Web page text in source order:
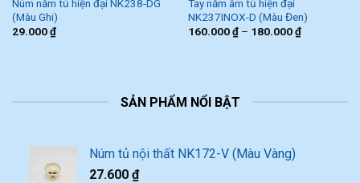
Núm nắm tủ hiện đại NK238-DG
(Màu Ghi)
29.000₫
Tay nắm âm tủ hiện đại
NK237INOX-D (Màu Đen)
160.000₫– 180.000₫
SẢN PHẨM NỔI BẬT
Núm tủ nội thất NK172-V (Màu Vàng)
27.600 ₫